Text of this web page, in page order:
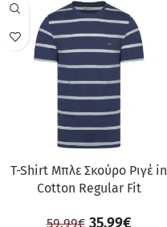
ΠΡΟΣΦΟΡΆ
T-Shirt Μπλε Σκούρο Ριγέ in
Cotton Regular Fit
59.99€ 35.99€